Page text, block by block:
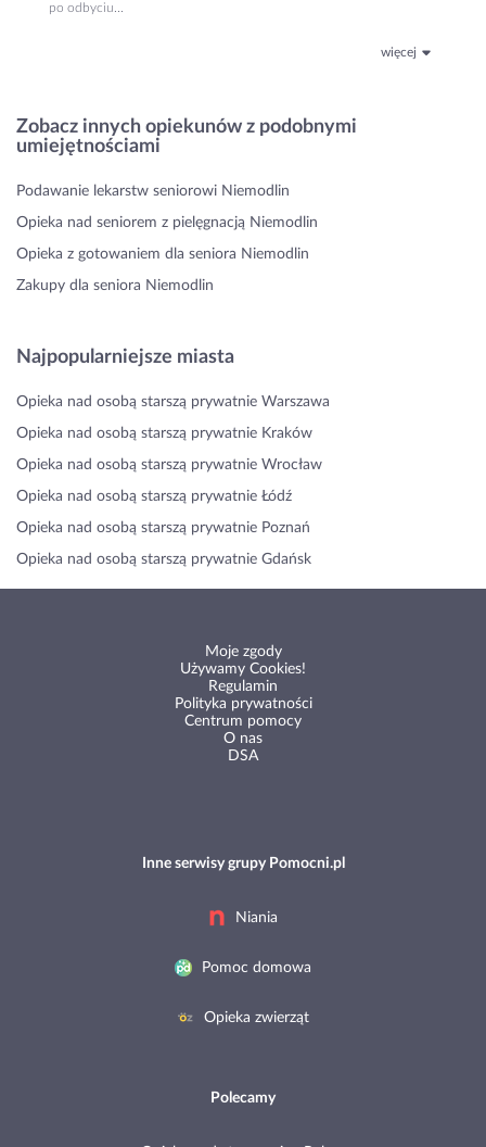
po odbyciu...
więcej
Zobacz innych opiekunów z podobnymi
umiejętnościami
Podawanie lekarstw seniorowi Niemodlin
Opieka nad seniorem z pielęgnacją Niemodlin
Opieka z gotowaniem dla seniora Niemodlin
Zakupy dla seniora Niemodlin
Najpopularniejsze miasta
Opieka nad osobą starszą prywatnie Warszawa
Opieka nad osobą starszą prywatnie Kraków
Opieka nad osobą starszą prywatnie Wrocław
Opieka nad osobą starszą prywatnie Łódź
Opieka nad osobą starszą prywatnie Poznań
Opieka nad osobą starszą prywatnie Gdańsk
Moje zgody
Używamy Cookies!
Regulamin
Polityka prywatności
Centrum pomocy
O nas
DSA
Inne serwisy grupy Pomocni.pl
Niania
Pomoc domowa
Opieka zwierząt
Polecamy